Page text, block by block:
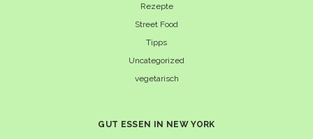
Rezepte
Street Food
Tipps
Uncategorized
vegetarisch
GUT ESSEN IN NEW YORK